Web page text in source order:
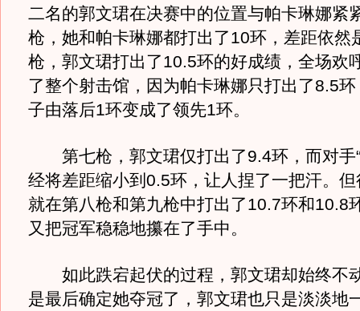
二名的郭文珺在决赛中的位置与帕卡琳娜紧
枪，她和帕卡琳娜都打出了10环，差距依然
枪，郭文珺打出了10.5环的好成绩，全场欢
了整个射击馆，因为帕卡琳娜只打出了8.5
子由落后1环变成了领先1环。
第七枪，郭文珺仅打出了9.4环，而对手“
经将差距缩小到0.5环，让人捏了一把汗。
就在第八枪和第九枪中打出了10.7环和10.8
又把冠军稳稳地攥在了手中。
如此跌宕起伏的过程，郭文珺却始终不
是最后确定她夺冠了，郭文珺也只是淡淡地